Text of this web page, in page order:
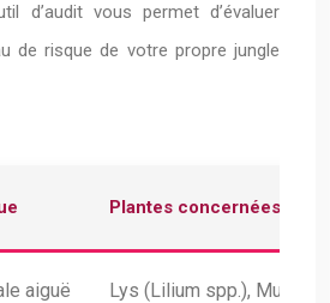
d’audit vous permet d’évaluer
de risque de votre propre jungle
Plantes concernées
aiguë Lys (Lilium spp.), Muguet